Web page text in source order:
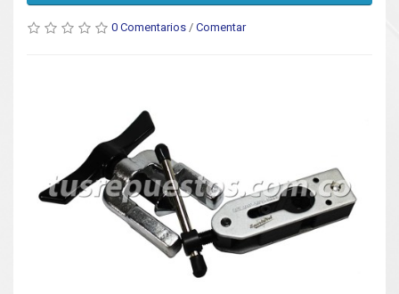
0 Comentarios / Comentar